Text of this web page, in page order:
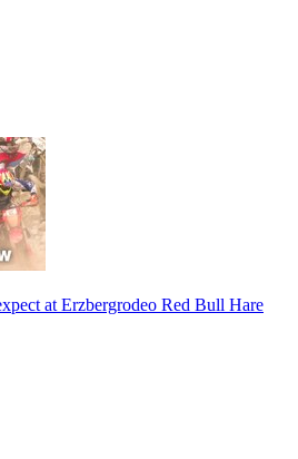
at Erzbergrodeo Red Bull Hare